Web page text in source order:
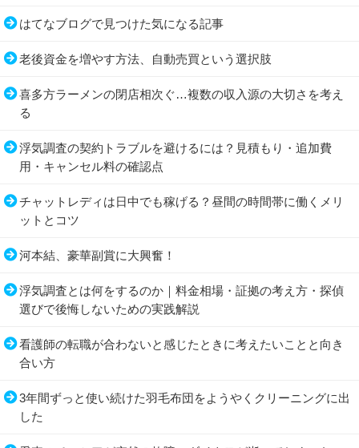
はてなブログで見つけた気になる記事
老後資金を増やす方法、自動売買という選択肢
喜多方ラーメンの閉店相次ぐ…複数の収入源の大切さを考え
る
浮気調査の契約トラブルを避けるには？見積もり・追加費
用・キャンセル料の確認点
チャットレディは日中でも稼げる？昼間の時間帯に働くメリ
ットとコツ
河本結、豪華副賞に大興奮！
浮気調査とは何をするのか｜料金相場・証拠の考え方・探偵
選びで後悔しないための実践解説
看護師の転職が合わないと感じたときに考えたいことと向き
合い方
3年間ずっと使い続けた羽毛布団をようやくクリーニングに出
した